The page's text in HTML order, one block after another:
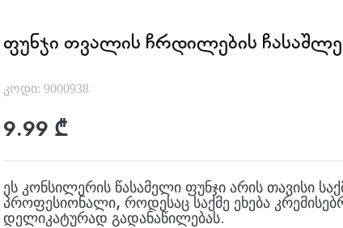
ᲤᲣᲜᲯᲘ ᲗᲕᲐᲚᲘᲡ ᲩᲠᲓᲘᲚᲔᲑᲘᲡ
კოდი: 9000938
9.99 ₾
ეს კონსილერის წასამელი ფუნჯი არის თავისი
პროფესიონალი, როდესაც საქმე ეხება
დელიკატურად გადანაწილებას.